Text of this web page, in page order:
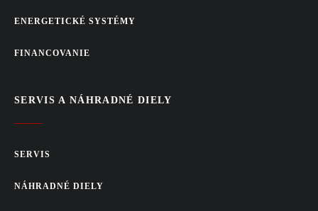
ENERGETICKÉ SYSTÉMY
FINANCOVANIE
SERVIS A NÁHRADNÉ DIELY
SERVIS
NÁHRADNÉ DIELY